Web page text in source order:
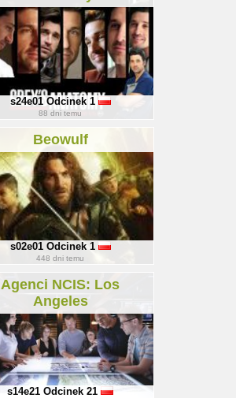
s24e01Odcinek 1
88 dni temu
Beowulf
s02e01Odcinek 1
448 dni temu
Agenci NCIS: Los
Angeles
s14e21 Odcinek 21